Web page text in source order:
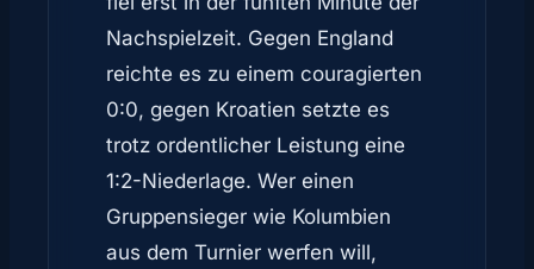
Nachspielzeit. Gegen England
reichte es zu einem couragierten
0:0, gegen Kroatien setzte es
trotz ordentlicher Leistung eine
1:2-Niederlage. Wer einen
Gruppensieger wie Kolumbien
aus dem Turnier werfen will,